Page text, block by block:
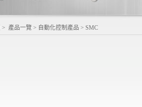
> 產品一覽 > 自動化控制產品 > SMC